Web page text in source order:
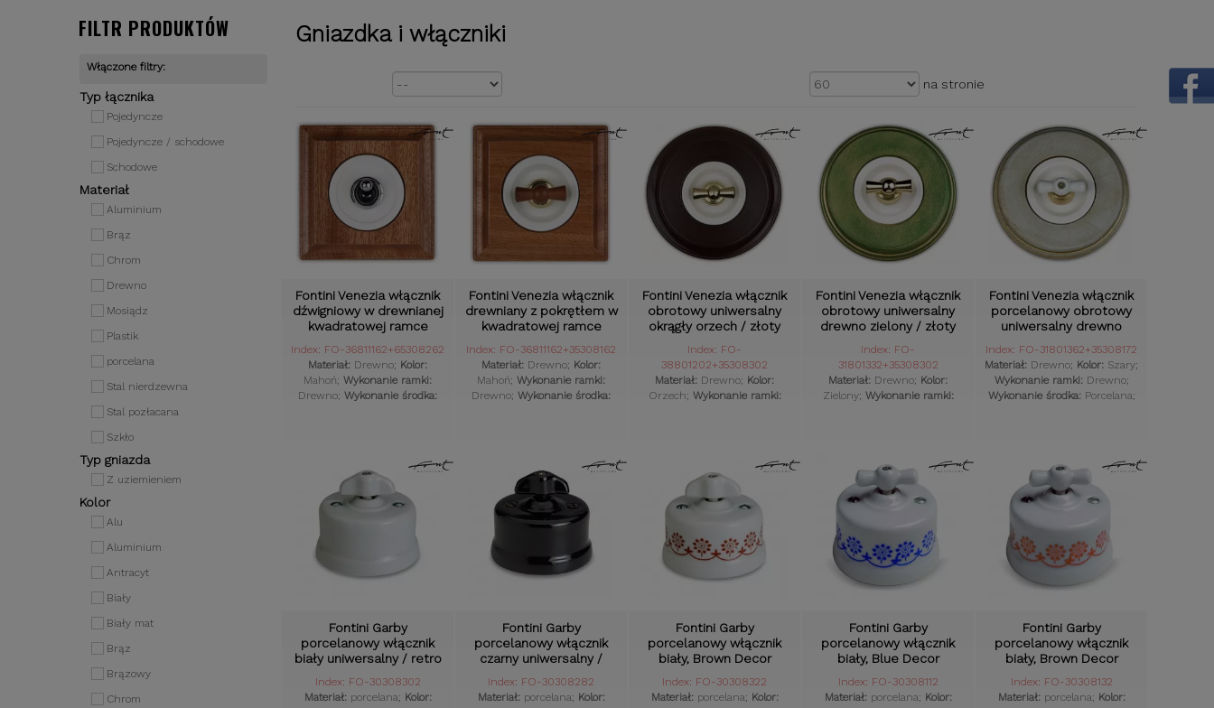
FILTR PRODUKTÓW
Włączone filtry:
Typ łącznika
Pojedyncze
Pojedyncze / schodowe
Schodowe
Materiał
Aluminium
Brąz
Chrom
Drewno
Mosiądz
Plastik
porcelana
Stal nierdzewna
Stal pozłacana
Szkło
Typ gniazda
Z uziemieniem
Kolor
Alu
Aluminium
Antracyt
Biały
Biały mat
Brąz
Brązowy
Chrom
Gniazdka i włączniki
na stronie
Fontini Venezia włącznik
dźwigniowy w drewnianej
kwadratowej ramce
Index: FO-36811162+65308262
Materiał: Drewno; Kolor:
Mahoń; Wykonanie ramki:
Drewno; Wykonanie środka:
Fontini Venezia włącznik
drewniany z pokrętłem w
kwadratowej ramce
Index: FO-36811162+35308162
Materiał: Drewno; Kolor:
Mahoń; Wykonanie ramki:
Drewno; Wykonanie środka:
Fontini Venezia włącznik
obrotowy uniwersalny
okrągły orzech / złoty
Index: FO-
38801202+35308302
Materiał: Drewno; Kolor:
Orzech; Wykonanie ramki:
Fontini Venezia włącznik
obrotowy uniwersalny
drewno zielony / złoty
Index: FO-
31801332+35308302
Materiał: Drewno; Kolor:
Zielony; Wykonanie ramki:
Fontini Venezia włącznik
porcelanowy obrotowy
uniwersalny drewno
Index: FO-31801362+35308172
Materiał: Drewno; Kolor: Szary;
Wykonanie ramki: Drewno;
Wykonanie środka: Porcelana;
Fontini Garby
porcelanowy włącznik
biały uniwersalny / retro
Index: FO-30308302
Materiał: porcelana; Kolor:
Fontini Garby
porcelanowy włącznik
czarny uniwersalny /
Index: FO-30308282
Materiał: porcelana; Kolor:
Fontini Garby
porcelanowy włącznik
biały, Brown Decor
Index: FO-30308322
Materiał: porcelana; Kolor:
Fontini Garby
porcelanowy włącznik
biały, Blue Decor
Index: FO-30308112
Materiał: porcelana; Kolor:
Fontini Garby
porcelanowy włącznik
biały, Brown Decor
Index: FO-30308132
Materiał: porcelana; Kolor: